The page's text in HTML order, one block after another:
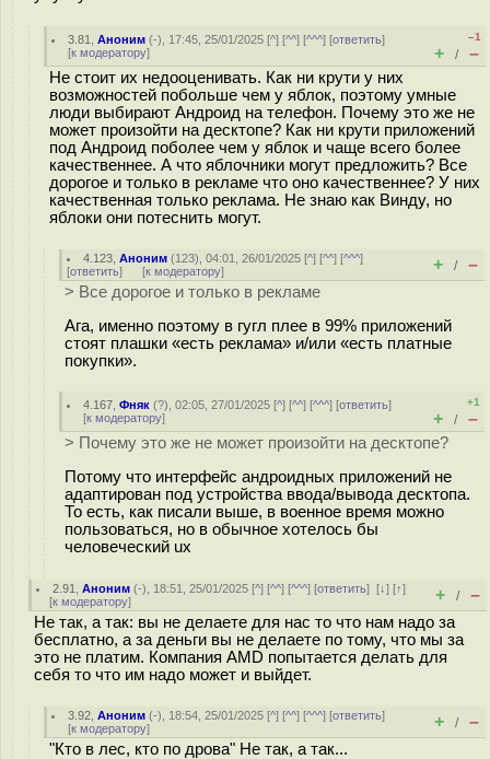
3.81 ,Аноним (-), 17:45, 25/01/2025 [^] [^^] [^^^] [ответить]
[к модератору]
–1
+ / –
Не стоит их недооценивать. Как ни крути у них
возможностей побольше чем у яблок, поэтому умные
люди выбирают Андроид на телефон. Почему это же не
может произойти на десктопе? Как ни крути приложений
под Андроид поболее чем у яблок и чаще всего более
качественнее. А что яблочники могут предложить? Все
дорогое и только в рекламе что оно качественнее? У них
качественная только реклама. Не знаю как Винду, но
яблоки они потеснить могут.
4.123 ,Аноним (123), 04:01, 26/01/2025 [^] [^^] [^^^]
[ответить] [к модератору] + / –
> Все дорогое и только в рекламе
Ага, именно поэтому в гугл плее в 99% приложений
стоят плашки «есть реклама» и/или «есть платные
покупки».
4.167 ,Фняк (?), 02:05, 27/01/2025 [^] [^^] [^^^] [ответить]
[к модератору]
+1
+ / –
> Почему это же не может произойти на десктопе?
Потому что интерфейс андроидных приложений не
адаптирован под устройства ввода/вывода десктопа.
То есть, как писали выше, в военное время можно
пользоваться, но в обычное хотелось бы
человеческий ux
2.91 ,Аноним (-), 18:51, 25/01/2025 [^] [^^] [^^^] [ответить][↓] [↑]
[к модератору] + / –
Не так, а так: вы не делаете для нас то что нам надо за
бесплатно, а за деньги вы не делаете по тому, что мы за
это не платим. Компания AMD попытается делать для
себя то что им надо может и выйдет.
3.92 ,Аноним (-), 18:54, 25/01/2025 [^] [^^] [^^^] [ответить]
[к модератору] + / –
"Кто в лес, кто по дрова" Не так, а так...